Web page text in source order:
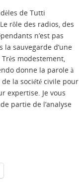
de Tutti
rôle des radios, des
n’est pas
la sauvegarde d’une
modestement,
donne la parole à
la société civile pour
expertise. Je vous
partie de l’analyse